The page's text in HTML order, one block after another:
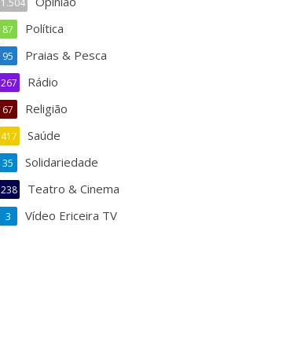
1.504
Política
87
Praias & Pesca
95
Rádio
267
Religião
67
Saúde
417
Solidariedade
35
Teatro & Cinema
238
Vídeo Ericeira TV
3